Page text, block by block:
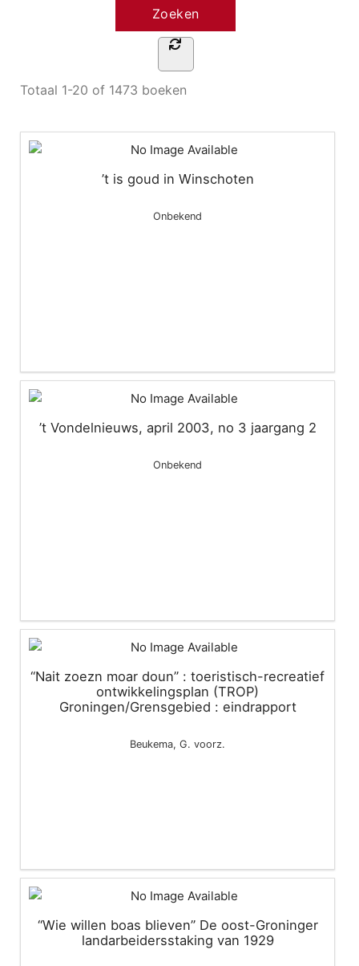
Totaal 1-20 of 1473 boeken
’t is goud in Winschoten
Onbekend
’t Vondelnieuws, april 2003, no 3 jaargang 2
Onbekend
“Nait zoezn moar doun” : toeristisch-recreatief
ontwikkelingsplan (TROP)
Groningen/Grensgebied : eindrapport
Beukema, G. voorz.
“Wie willen boas blieven” De oost-Groninger
landarbeidersstaking van 1929